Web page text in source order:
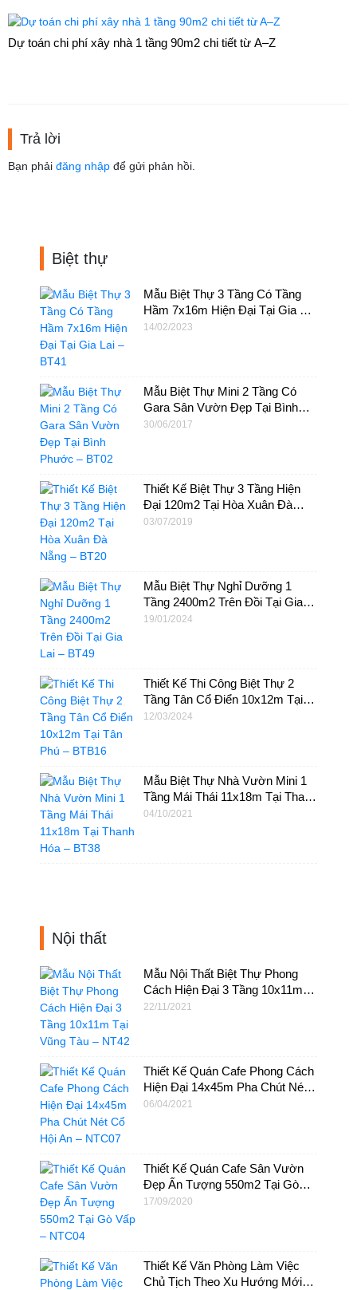
Dự toán chi phí xây nhà 1 tầng 90m2 chi tiết từ A–Z
Trả lời
Bạn phải đăng nhập để gửi phản hồi.
Biệt thự
Mẫu Biệt Thự 3 Tầng Có Tầng
Hầm 7x16m Hiện Đại Tại Gia Lai
– BT41
14/02/2023
Mẫu Biệt Thự Mini 2 Tầng Có
Gara Sân Vườn Đẹp Tại Bình
Phước – BT02
30/06/2017
Thiết Kế Biệt Thự 3 Tầng Hiện
Đại 120m2 Tại Hòa Xuân Đà
Nẵng – BT20
03/07/2019
Mẫu Biệt Thự Nghỉ Dưỡng 1
Tầng 2400m2 Trên Đồi Tại Gia
Lai – BT49
19/01/2024
Thiết Kế Thi Công Biệt Thự 2
Tầng Tân Cổ Điển 10x12m Tại
Tân Phú – BTB16
12/03/2024
Mẫu Biệt Thự Nhà Vườn Mini 1
Tầng Mái Thái 11x18m Tại Thanh
Hóa – BT38
04/10/2021
Nội thất
Mẫu Nội Thất Biệt Thự Phong
Cách Hiện Đại 3 Tầng 10x11m
Tại Vũng Tàu – NT42
22/11/2021
Thiết Kế Quán Cafe Phong Cách
Hiện Đại 14x45m Pha Chút Nét
Cổ Hội An – NTC07
06/04/2021
Thiết Kế Quán Cafe Sân Vườn
Đẹp Ấn Tượng 550m2 Tại Gò
Vấp – NTC04
17/09/2020
Thiết Kế Văn Phòng Làm Việc
Chủ Tịch Theo Xu Hướng Mới